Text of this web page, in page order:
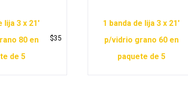
lija 3 x 21′
80 en
de 5
$35
1 banda de lija 3 x 21′
p/vidrio grano 60 en
paquete de 5